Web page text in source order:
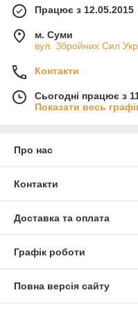
Працює з 12.05.2015
м. Суми
вул. Збройних Сил
Контакти
Сьогодні працює з
Показати весь
Про нас
Контакти
Доставка та оплата
Графік роботи
Повна версія сайту